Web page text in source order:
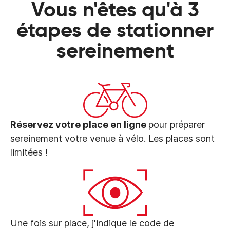
Vous n'êtes qu'à 3
étapes de stationner
sereinement
Réservez votre place en ligne pour préparer
sereinement votre venue à vélo. Les places sont
limitées !
Une fois sur place, j'indique le code de